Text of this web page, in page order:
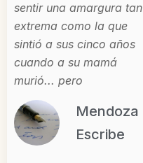
sentir una amargura tan
extrema como la que
sintió a sus cinco años
cuando a su mamá
murió... pero
Mendoza
Escribe